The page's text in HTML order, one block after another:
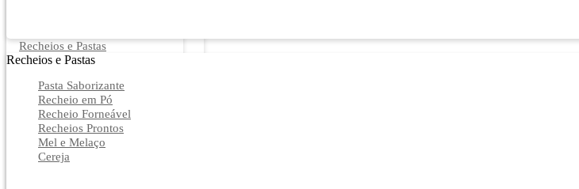
Recheios e Pastas
Recheios e Pastas
Pasta Saborizante
Recheio em Pó
Recheio Forneável
Recheios Prontos
Mel e Melaço
Cereja